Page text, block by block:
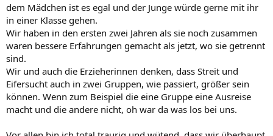
dem Mädchen ist es egal und der Junge würde gerne mit ihr
in einer Klasse gehen.
Wir haben in den ersten zwei Jahren als sie noch zusammen
waren bessere Erfahrungen gemacht als jetzt, wo sie getrennt
sind.
Wir und auch die Erzieherinnen denken, dass Streit und
Eifersucht auch in zwei Gruppen, wie passiert, größer sein
können. Wenn zum Beispiel die eine Gruppe eine Ausreise
macht und die andere nicht, oh war da was los bei uns.